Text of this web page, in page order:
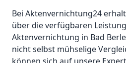
Bei Aktenvernichtung24
über die verfügbaren
Aktenvernichtung in Bad
nicht selbst mühselige